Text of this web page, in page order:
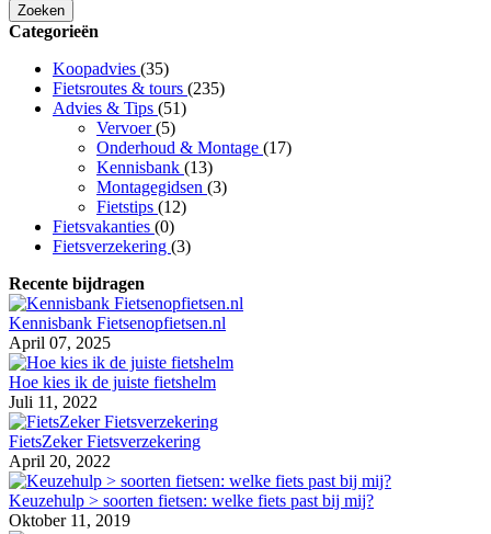
Zoeken
Categorieën
Koopadvies (35)
Fietsroutes & tours (235)
Advies & Tips (51)
Vervoer(5)
Onderhoud & Montage (17)
Kennisbank (13)
Montagegidsen (3)
Fietstips (12)
Fietsvakanties (0)
Fietsverzekering (3)
Recente bijdragen
Kennisbank Fietsenopfietsen.nl
April 07, 2025
Hoe kies ik de juiste fietshelm
Juli 11, 2022
FietsZeker Fietsverzekering
April 20, 2022
Keuzehulp > soorten fietsen: welke fiets past bij mij?
Oktober 11, 2019